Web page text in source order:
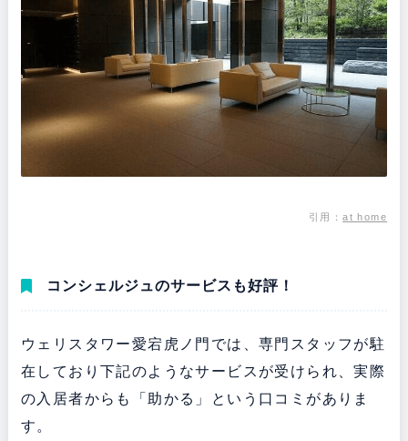
引用：at home
コンシェルジュのサービスも好評！
ウェリスタワー愛宕虎ノ門では、専門スタッフが駐
在しており下記のようなサービスが受けられ、実際
の入居者からも「助かる」という口コミがありま
す。